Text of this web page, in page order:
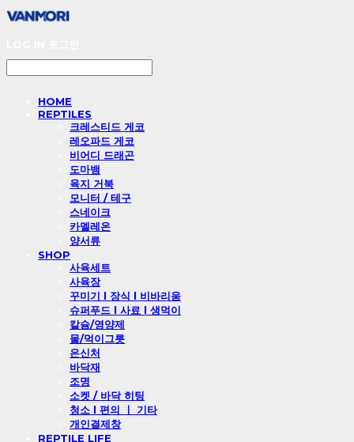
HOME
REPTILES
크레스티드 게코
레오파드 게코
비어디 드래곤
도마뱀
육지 거북
모니터 / 테구
스네이크
카멜레온
양서류
SHOP
사육세트
사육장
꾸미기 l 장식 l 비바리움
슈퍼푸드 l 사료 l 생먹이
칼슘/영양제
물/먹이그릇
은신처
바닥재
조명
소켓 / 바닥 히팅
청소 l 편의 ㅣ 기타
개인결제창
REPTILE LIFE